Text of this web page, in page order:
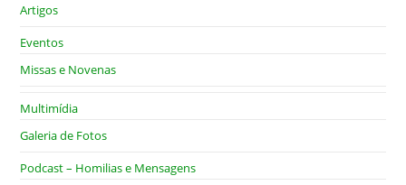
Artigos
Eventos
Missas e Novenas
Multimídia
Galeria de Fotos
Podcast – Homilias e Mensagens